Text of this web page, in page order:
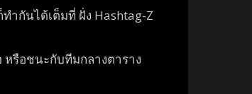
ำกันได้เต็มที่ ฝั่ง Hashtag-Z
หรือชนะกับทีมกลางตาราง